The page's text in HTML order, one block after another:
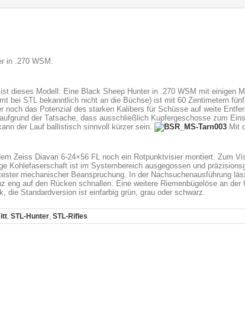
in .270 WSM.
dieses Modell: Eine Black Sheep Hunter in .270 WSM mit einigen
bei STL bekanntlich nicht an die Büchse) ist mit 60 Zentimetern
noch das Potenzial des starken Kalibers für Schüsse auf weite
der Tatsache, dass ausschließlich Kupfergeschosse zum
der Lauf ballistisch sinnvoll kürzer sein.
Mit
Zeiss Diavari 6-24×56 FL noch ein Rotpunktvisier montiert. Zum
Kohlefaserschaft ist im Systembereich ausgegossen und
mechanischer Beanspruchung. In der Nachsuchenausführung
eng auf den Rücken schnallen. Eine weitere Riemenbügelöse an
die Standardversion ist einfarbig grün, grau oder schwarz.
, STL-Hunter, STL-Rifles